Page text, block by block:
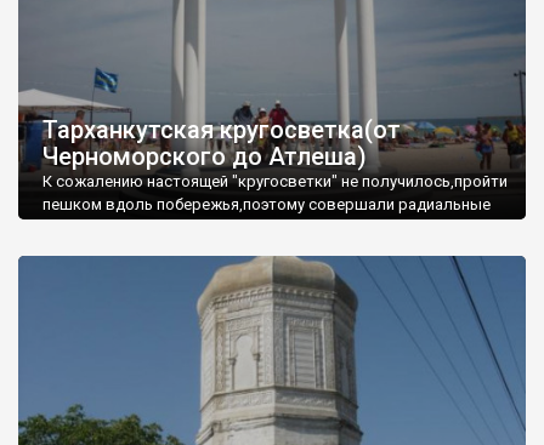
Тарханкутская кругосветка(от
Черноморского до Атлеша)
К сожалению настоящей "кругосветки" не получилось,пройти
пешком вдоль побережья,поэтому совершали радиальные